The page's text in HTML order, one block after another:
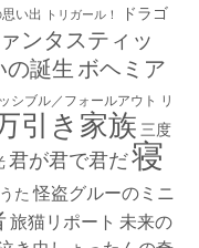
い出 トリガール！
ドラゴ
ンタスティッ
誕生 ボヘミア
シブル／フォールアウト リ
引き家族 三度
君が君で君だ寝
た 怪盗グルーのミニ
旅猫リポート 未来の